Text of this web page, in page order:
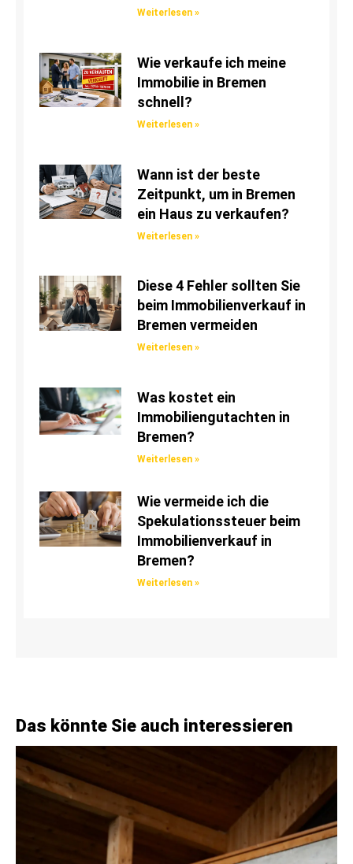
Weiterlesen »
Wie verkaufe ich meine
Immobilie in Bremen
schnell?
Weiterlesen »
Wann ist der beste
Zeitpunkt, um in Bremen
ein Haus zu verkaufen?
Weiterlesen »
Diese 4 Fehler sollten Sie
beim Immobilienverkauf in
Bremen vermeiden
Weiterlesen »
Was kostet ein
Immobiliengutachten in
Bremen?
Weiterlesen »
Wie vermeide ich die
Spekulationssteuer beim
Immobilienverkauf in
Bremen?
Weiterlesen »
Das könnte Sie auch interessieren